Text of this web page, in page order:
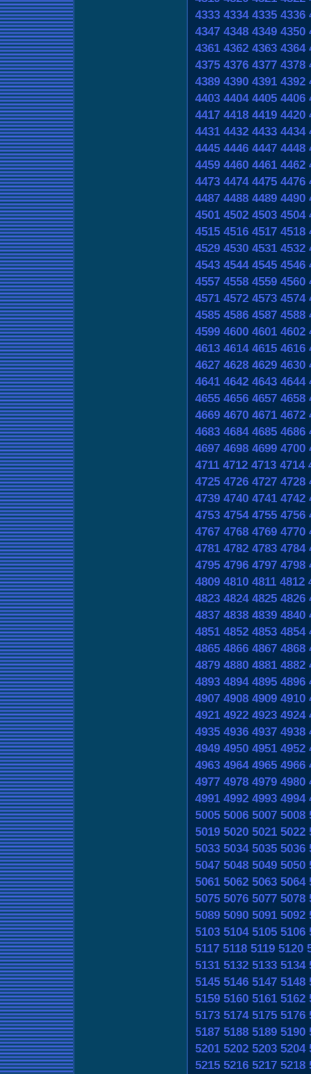
4333 4334 4335 4336
4347 4348 4349 4350
4361 4362 4363 4364
4375 4376 4377 4378
4389 4390 4391 4392
4403 4404 4405 4406
4417 4418 4419 4420
4431 4432 4433 4434
4445 4446 4447 4448
4459 4460 4461 4462
4473 4474 4475 4476
4487 4488 4489 4490
4501 4502 4503 4504
4515 4516 4517 4518
4529 4530 4531 4532
4543 4544 4545 4546
4557 4558 4559 4560
4571 4572 4573 4574
4585 4586 4587 4588
4599 4600 4601 4602
4613 4614 4615 4616
4627 4628 4629 4630
4641 4642 4643 4644
4655 4656 4657 4658
4669 4670 4671 4672
4683 4684 4685 4686
4697 4698 4699 4700
4711 4712 4713 4714
4725 4726 4727 4728
4739 4740 4741 4742
4753 4754 4755 4756
4767 4768 4769 4770
4781 4782 4783 4784
4795 4796 4797 4798
4809 4810 4811 4812
4823 4824 4825 4826
4837 4838 4839 4840
4851 4852 4853 4854
4865 4866 4867 4868
4879 4880 4881 4882
4893 4894 4895 4896
4907 4908 4909 4910
4921 4922 4923 4924
4935 4936 4937 4938
4949 4950 4951 4952
4963 4964 4965 4966
4977 4978 4979 4980
4991 4992 4993 4994
5005 5006 5007 5008
5019 5020 5021 5022
5033 5034 5035 5036
5047 5048 5049 5050
5061 5062 5063 5064
5075 5076 5077 5078
5089 5090 5091 5092
5103 5104 5105 5106
5117 5118 5119 5120
5131 5132 5133 5134
5145 5146 5147 5148
5159 5160 5161 5162
5173 5174 5175 5176
5187 5188 5189 5190
5201 5202 5203 5204
5215 5216 5217 5218